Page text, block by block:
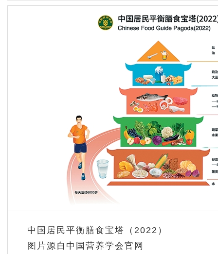
中国居民平衡膳食宝塔（2022）
图片源自中国营养学会官网